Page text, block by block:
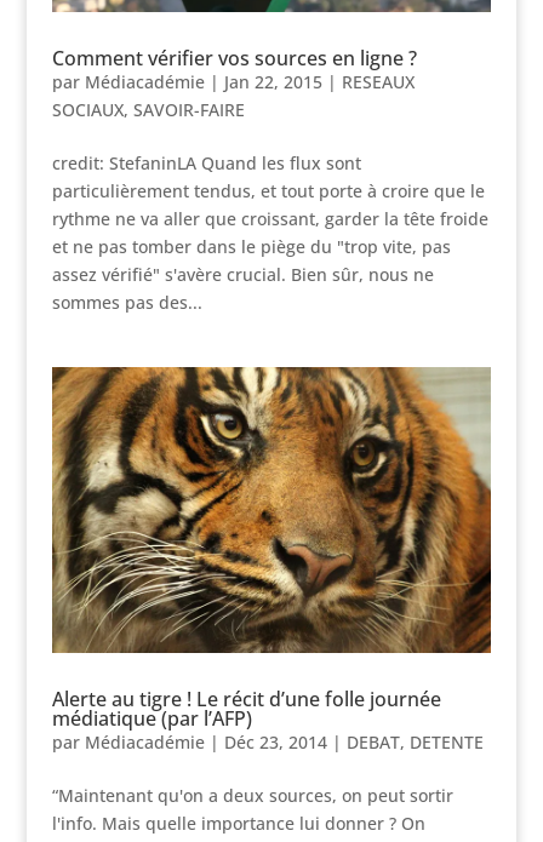
Comment vérifier vos sources en ligne ?
par Médiacadémie| Jan 22, 2015| RESEAUX
SOCIAUX, SAVOIR-FAIRE
credit: StefaninLA Quand les flux sont
particulièrement tendus, et tout porte à croire que le
rythme ne va aller que croissant, garder la tête froide
et ne pas tomber dans le piège du "trop vite, pas
assez vérifié" s'avère crucial. Bien sûr, nous ne
sommes pas des...
Alerte au tigre ! Le récit d’une folle journée
médiatique (par l’AFP)
par Médiacadémie| Déc 23, 2014| DEBAT, DETENTE
“Maintenant qu'on a deux sources, on peut sortir
l'info. Mais quelle importance lui donner ? On